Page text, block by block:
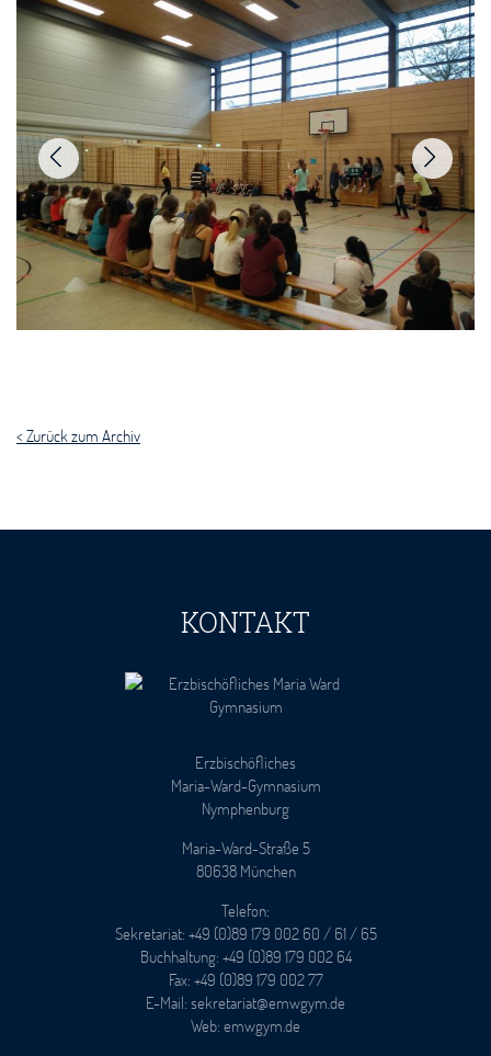
< Zurück zum Archiv
KONTAKT
Erzbischöfliches
Maria-Ward-Gymnasium
Nymphenburg
Maria-Ward-Straße 5
80638 München
Telefon:
Sekretariat: +49 (0)89 179 002 60 / 61 / 65
Buchhaltung: +49 (0)89 179 002 64
Fax: +49 (0)89 179 002 77
E-Mail: sekretariat@emwgym.de
Web: emwgym.de